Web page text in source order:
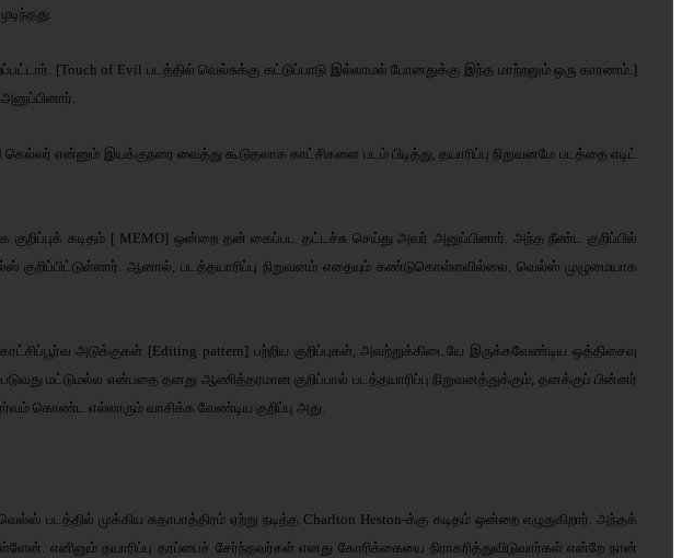
[Touch of Evil படத்தில் வெல்சுக்கு கட்டுப்பாடு இல்லாமல் போனதுக்கு இந்த மாற்றலும் ஒரு காரணம்.]
என்னும் இயக்குநரை வைத்து கூடுதலாக காட்சிகளை படம் பிடித்து, தயாரிப்பு நிறுவனமே படத்தை எடிட்
கடிதம் [ MEMO] ஒன்றை தன் கைப்பட தட்டச்சு செய்து அவர் அனுப்பினார். அந்த நீண்ட குறிப்பில்
குறிப்பிட்டுள்ளார். ஆனால், படத்தயாரிப்பு நிறுவனம் எதையும் கண்டுகொள்ளவில்லை. வெல்ஸ் முழுமையாக
அடுக்குகள் [Editing pattern] பற்றிய குறிப்புகள், அவற்றுக்கிடையே இருக்கவேண்டிய ஒத்திசைவு
மட்டுமல்ல என்பதை தனது ஆணித்தரமான குறிப்பால் படத்தயாரிப்பு நிறுவனத்துக்கும், தனக்குப் பின்னர்
கொண்ட எல்லாரும் வாசிக்க வேண்டிய குறிப்பு அது.
படத்தில் முக்கிய கதாபாத்திரம் ஏற்று நடித்த Charlton Heston-க்கு கடிதம் ஒன்றை எழுதுகிறார். அந்தக்
எனினும் தயாரிப்பு தரப்பைச் சேர்ந்தவர்கள் எனது கோரிக்கையை நிராகரித்துவிடுவார்கள் என்றே நான்